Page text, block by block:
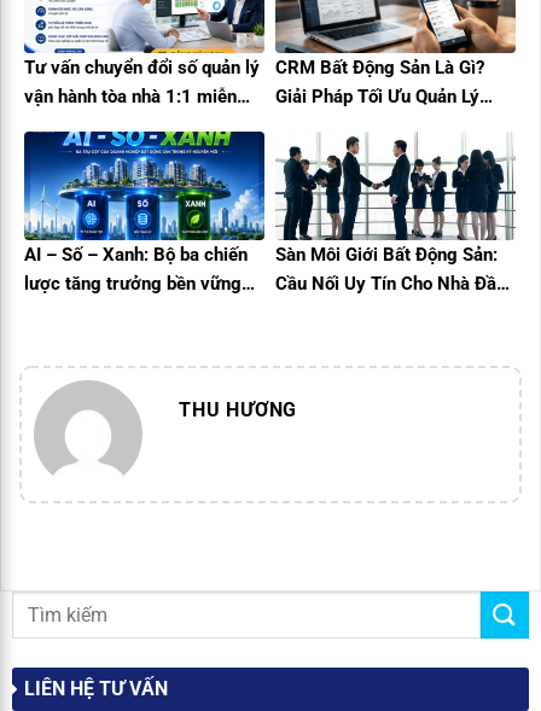
Tư vấn chuyển đổi số quản lý
vận hành tòa nhà 1:1 miễn
CRM Bất Động Sản Là Gì?
Giải Pháp Tối Ưu Quản Lý
Doanh Thu
AI – Số – Xanh: Bộ ba chiến
lược tăng trưởng bền vững
Sàn Môi Giới Bất Động Sản:
Cầu Nối Uy Tín Cho Nhà Đầu
THU HƯƠNG
LIÊN HỆ TƯ VẤN